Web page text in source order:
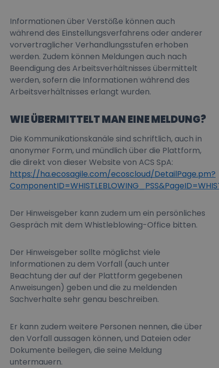
Informationen über Verstöße können auch
während des Einstellungsverfahrens oder anderer
vorvertraglicher Verhandlungsstufen erhoben
werden. Zudem können Meldungen auch nach
Beendigung des Arbeitsverhältnisses übermittelt
werden, sofern die Informationen während des
Arbeitsverhältnisses erlangt wurden.
WIE ÜBERMITTELT MAN EINE MELDUNG?
Die Kommunikationskanäle sind schriftlich, auch in
anonymer Form, und mündlich über die Plattform,
die direkt von dieser Website von ACS SpA:
https://ha.ecosagile.com/ecoscloud/DetailPage.pm?
Der Hinweisgeber kann zudem um ein persönliches
Gespräch mit dem Whistleblowing-Office bitten.
Der Hinweisgeber sollte möglichst viele
Informationen zu dem Vorfall (auch unter
Beachtung der auf der Plattform gegebenen
Anweisungen) geben und die zu meldenden
Sachverhalte sehr genau beschreiben.
Er kann zudem weitere Personen nennen, die über
den Vorfall aussagen können, und Dateien oder
Dokumente beilegen, die seine Meldung
untermauern.